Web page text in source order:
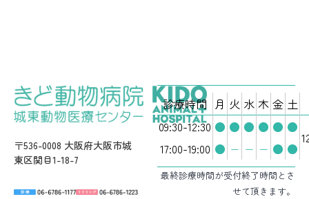
〒536-0008 大阪府大阪市城
東区関目1-18-7
診療時間 月 火 水 木 金 土
09:30-12:30 ● ● ● ● ● ●
17:00-19:00 ● − − − ● ●
最終診療時間が受付終了時間とさ
せて頂きます。